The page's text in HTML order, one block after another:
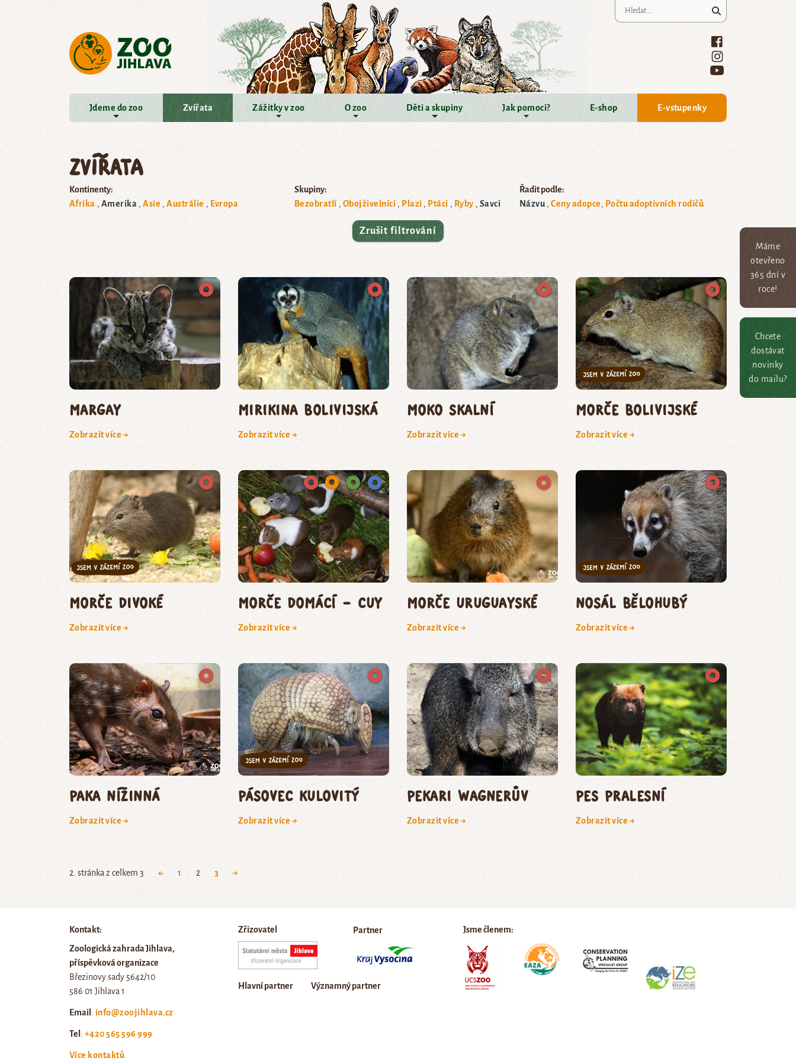
Máme
otevřeno
365 dní v
roce!
Chcete
dostávat
novinky
do mailu?
Jdeme do zoo Zvířata Zážitky v zoo O zoo Děti a skupiny Jak pomoci? E-shop E-vstupenky
Zvířata
Kontinenty:
Afrika
Amerika Asie Austrálie Evropa
Skupiny:
Bezobratlí
Obojživelníci Plazi Ptáci Ryby Savci
Řadit podle:
Názvu
Ceny adopce Počtu adoptivních rodičů
Zrušit filtrování
margay
Zobrazit více →
mirikina bolivijská
Zobrazit více →
moko skalní
Zobrazit více →
morče bolivijské
Zobrazit více →
morče divoké
Zobrazit více →
morče domácí – cuy
Zobrazit více →
morče uruguayské
Zobrazit více →
nosál bělohubý
Zobrazit více →
PAKA NÍŽINNÁ
Zobrazit více →
pásovec kulovitý
Zobrazit více →
pekari Wagnerův
Zobrazit více →
pes pralesní
Zobrazit více →
2. stránka z celkem 3 ← 1 2 3 →
Kontakt:
Zoologická zahrada Jihlava,
příspěvková organizace
Březinovy sady 5642/10
586 01 Jihlava 1
Email : info@zoojihlava.cz
Tel : +420 565 596 999
Více kontaktů
Zřizovatel Partner
Hlavní partner Významný partner
Jsme členem: